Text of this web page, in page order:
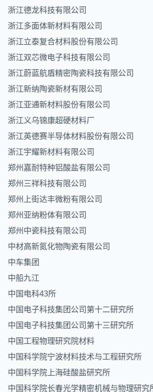
浙江德龙科技有限公司
浙江多面体新材料有限公司
浙江立泰复合材料股份有限公司
浙江双芯微电子科技有限公司
浙江蔚蓝航盾精密陶瓷科技有限公司
浙江新纳陶瓷新材有限公司
浙江亚通新材料股份有限公司
浙江义乌锦康超硬材料厂
浙江英德赛半导体材料股份有限公司
浙江宇耀新材料有限公司
郑州嘉耐特种铝酸盐有限公司
郑州三祥科技有限公司
郑州上街达丰微粉有限公司
郑州亚纳粉体有限公司
郑州中瓷科技有限公司
中材高新氮化物陶瓷有限公司
中车集团
中船九江
中国电科43所
中国电子科技集团公司第十二研究所
中国电子科技集团公司第十三研究所
中国工程物理研究院材料
中国科学院宁波材料技术与工程研究所
中国科学院上海硅酸盐研究所
中国科学院长春光学精密机械与物理研究